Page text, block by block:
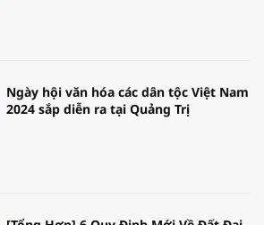
Ngày hội văn hóa các dân tộc Việt Nam
2024 sắp diễn ra tại Quảng Trị